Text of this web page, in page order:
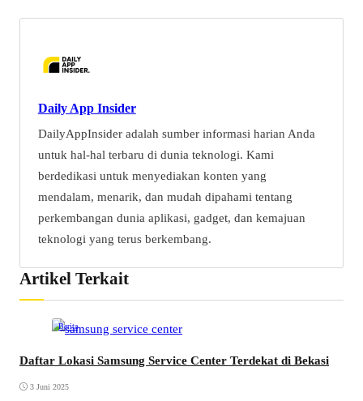
Daily App Insider
DailyAppInsider adalah sumber informasi harian Anda
untuk hal-hal terbaru di dunia teknologi. Kami
berdedikasi untuk menyediakan konten yang
mendalam, menarik, dan mudah dipahami tentang
perkembangan dunia aplikasi, gadget, dan kemajuan
teknologi yang terus berkembang.
Artikel Terkait
Berita
Daftar Lokasi Samsung Service Center Terdekat di Bekasi
3 Juni 2025